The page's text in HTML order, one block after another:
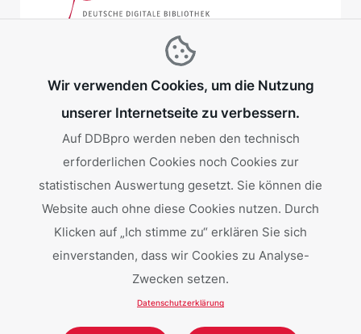
Wir verwenden Cookies, um die Nutzung
unserer Internetseite zu verbessern.
Auf DDBpro werden neben den technisch
erforderlichen Cookies noch Cookies zur
statistischen Auswertung gesetzt. Sie können die
Website auch ohne diese Cookies nutzen. Durch
Klicken auf „Ich stimme zu“ erklären Sie sich
einverstanden, dass wir Cookies zu Analyse-
Zwecken setzen.
Datenschutzerklärung
Gefördert von: